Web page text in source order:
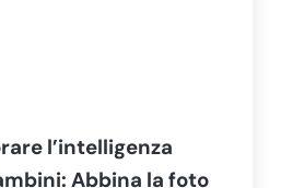
l’intelligenza
Abbina la foto